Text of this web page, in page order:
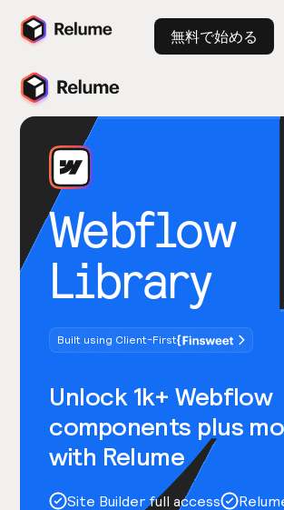
無料で始める
Webflow
Library
Built using Client-First
Unlock 1k+ Webflow
components plus
with Relume
Site Builder full access